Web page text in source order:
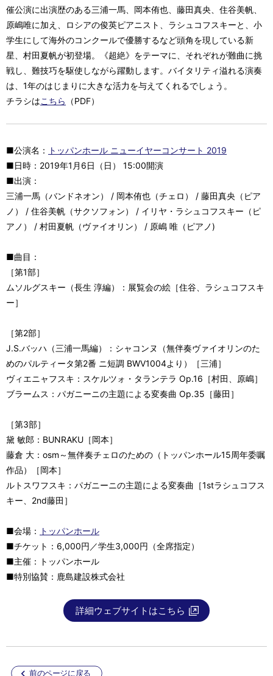
催公演に出演歴のある三浦一馬、岡本侑也、藤田真央、住谷美帆、
原嶋唯に加え、ロシアの俊英ピアニスト、ラシュコフスキーと、小
学生にして海外のコンクールで優勝するなど頭角を現している新
星、村田夏帆が初登場。《超絶》をテーマに、それぞれが難曲に挑
戦し、難技巧を駆使しながら躍動します。バイタリティ溢れる演奏
は、1年のはじまりに大きな活力を与えてくれるでしょう。
チラシはこちら （PDF）
■公演名：
トッパンホール ニューイヤーコンサート 2019
■日時：2019年1月6日（日） 15:00開演
■出演：
三浦一馬（バンドネオン） / 岡本侑也（チェロ） / 藤田真央（ピア
ノ） / 住谷美帆（サクソフォン） / イリヤ・ラシュコフスキー（ピ
アノ） / 村田夏帆（ヴァイオリン） / 原嶋 唯（ピアノ)
■曲目：
［第1部］
ムソルグスキー（長生 淳編）：展覧会の絵［住谷、ラシュコフスキ
ー］
［第2部］
J.S.バッハ（三浦一馬編）：シャコンヌ（無伴奏ヴァイオリンのた
めのパルティータ第2番 ニ短調 BWV1004より）［三浦］
ヴィエニャフスキ：スケルツォ・タランテラ Op.16［村田、原嶋］
ブラームス：パガニーニの主題による変奏曲 Op.35［藤田］
［第3部］
黛 敏郎：BUNRAKU［岡本］
藤倉 大：osm～無伴奏チェロのための（トッパンホール15周年委嘱
作品）［岡本］
ルトスワフスキ：パガニーニの主題による変奏曲［1stラシュコフス
キー、2nd藤田］
■会場：
トッパンホール
■チケット：6,000円／学生3,000円（全席指定）
■主催：トッパンホール
■特別協賛：鹿島建設株式会社
詳細ウェブサイトはこちら
前のページに戻る